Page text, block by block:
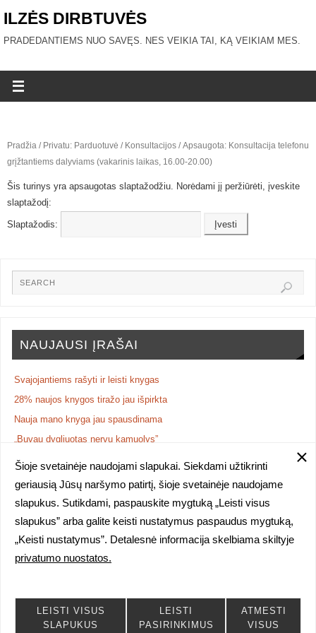
ILZĖS DIRBTUVĖS
PRADEDANTIEMS NUO SAVĘS. NES VEIKIA TAI, KĄ VEIKIAM MES.
Pradžia / Privatu: Parduotuvė / Konsultacijos / Apsaugota: Konsultacija telefonu
grįžtantiems dalyviams (vakarinis laikas, 16.00-20.00)
Šis turinys yra apsaugotas slaptažodžiu. Norėdami jį peržiūrėti, įveskite
slaptažodį:
Slaptažodis:
NAUJAUSI ĮRAŠAI
Svajojantiems rašyti ir leisti knygas
28% naujos knygos tiražo jau išpirkta
Nauja mano knyga jau spausdinama
„Buvau dygliuotas nervų kamuolys”
NAUJA KNYGA: poezijos rinkinys „iš Vasarvidžio vados“
Šioje svetainėje naudojami slapukai. Siekdami užtikrinti
geriausią Jūsų naršymo patirtį, šioje svetainėje naudojame
slapukus. Sutikdami, paspauskite mygtuką „Leisti visus
slapukus” arba galite keisti nustatymus paspaudus mygtuką,
„Keisti nustatymus”. Detalesnė informacija skelbiama skiltyje
privatumo nuostatos.
LEISTI VISUS
SLAPUKUS
LEISTI
PASIRINKIMUS
ATMESTI
VISUS
Visa puslapyje esanti medžiaga yra autorinė, tiek prieinama atvirai, tiek
uždaroms kursų grupėms. Medžiagos kopijavimas, skelbimas,
tiražavimas ir kitoks naudojimas be raštiško autorės sutikimo